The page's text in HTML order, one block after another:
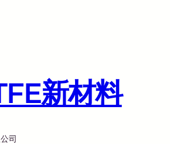
新材料
司